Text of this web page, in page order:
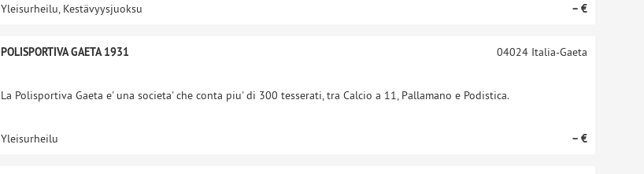
Yleisurheilu, Kestävyysjuoksu – €
POLISPORTIVA GAETA 1931
La Polisportiva Gaeta e' una societa' che conta piu' di 300 tesserati, tra Calcio a 11, Pallamano e Podistica.
04024Italia-Gaeta
Yleisurheilu – €